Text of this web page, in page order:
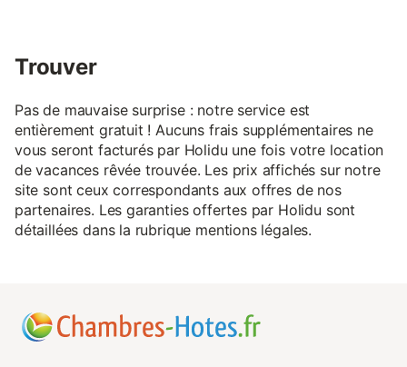
Trouver
Pas de mauvaise surprise : notre service est
entièrement gratuit ! Aucuns frais supplémentaires ne
vous seront facturés par Holidu une fois votre location
de vacances rêvée trouvée. Les prix affichés sur notre
site sont ceux correspondants aux offres de nos
partenaires. Les garanties offertes par Holidu sont
détaillées dans la rubrique mentions légales.